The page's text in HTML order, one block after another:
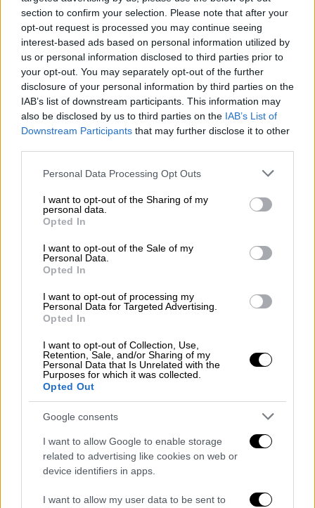
section to confirm your selection. Please note that after your
opt-out request is processed you may continue seeing
interest-based ads based on personal information utilized by
us or personal information disclosed to third parties prior to
your opt-out. You may separately opt-out of the further
disclosure of your personal information by third parties on the
IAB’s list of downstream participants. This information may
also be disclosed by us to third parties on the IAB’s List of
Downstream Participants that may further disclose it to other
Please note that this website/app uses one or more Google
not limited to your visit or usage behaviour. You may click to
grant or deny consent to Google and its third-party tags to
use your data for below specified purposes in below Google
consent section.
Personal Data Processing Opt Outs
I want to opt-out of the Sharing of my
personal data.
Opted In
I want to opt-out of the Sale of my
Personal Data.
Opted In
I want to opt-out of processing my
Personal Data for Targeted Advertising.
Opted In
I want to opt-out of Collection, Use,
Retention, Sale, and/or Sharing of my
Personal Data that Is Unrelated with the
Purposes for which it was collected.
Opted Out
Google consents
I want to allow Google to enable storage
related to advertising like cookies on web or
device identifiers in apps.
I want to allow my user data to be sent to
ενώ μια CSG έχει σχεδιαστεί για να
προβάλει αεροπορική ισχύ και να διεξάγει
μεγάλους πολέμους στη θάλασσα.
Τι είναι μια Πεζοναυτική Μονάδα
Εκστρατείας (Marine Expeditionary
Unit, MEU)
Μια MEU είναι μιααυτοτελής δύναμη άμεσης
αντίδρασης , συνήθως αποτελούμενη από
2.200 έως 2.500 προσωπικό
του Σώματος
Πεζοναυτώντων ΗΠΑ, ικανή να διεξάγει
θαλάσσιες επιχειρήσεις μάχης και
ανθρωπιστικές αποστολές.
U.S. Sailors and Marines aboard USS
Tripoli (LHA 7) arrived in the U.S.
Central Command area of
America-class amphibious assault
ship serves as the flagship for the
Tripoli Amphibious Ready Group /
31st Marine Expeditionary Unit
composed of about…
pic.twitter.com/JFWiPBbkd2
— U.S. Central Command
(@CENTCOM)
March 28, 2026